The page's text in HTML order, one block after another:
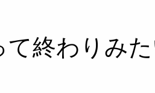
て終わりみ